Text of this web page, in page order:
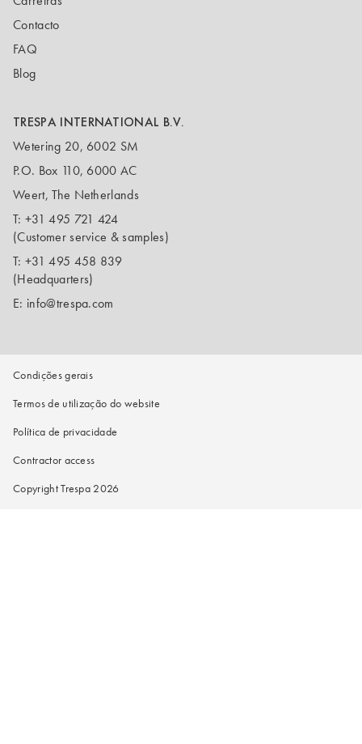
Contacto
FAQ
Blog
TRESPA INTERNATIONAL B.V.
Wetering 20, 6002 SM
P.O. Box 110, 6000 AC
Weert, The Netherlands
T: +31 495 721 424
(Customer service & samples)
T: +31 495 458 839
(Headquarters)
E: info@trespa.com
Condições gerais
Termos de utilização do website
Política de privacidade
Contractor access
Copyright Trespa 2026